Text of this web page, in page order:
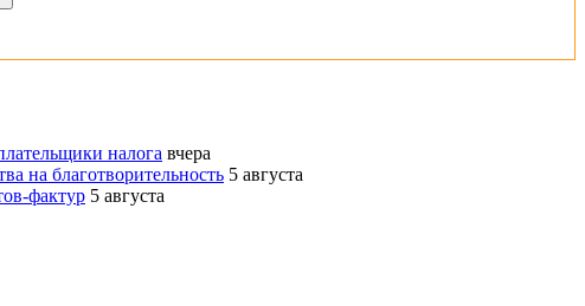
налога вчера
на благотворительность 5 августа
фактур 5 августа